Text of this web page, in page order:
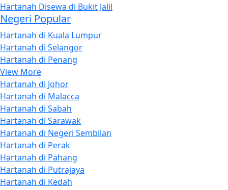
Hartanah Disewa di Bukit Jalil
Negeri Popular
Hartanah di Kuala Lumpur
Hartanah di Selangor
Hartanah di Penang
View More
Hartanah di Johor
Hartanah di Malacca
Hartanah di Sabah
Hartanah di Sarawak
Hartanah di Negeri Sembilan
Hartanah di Perak
Hartanah di Pahang
Hartanah di Putrajaya
Hartanah di Kedah